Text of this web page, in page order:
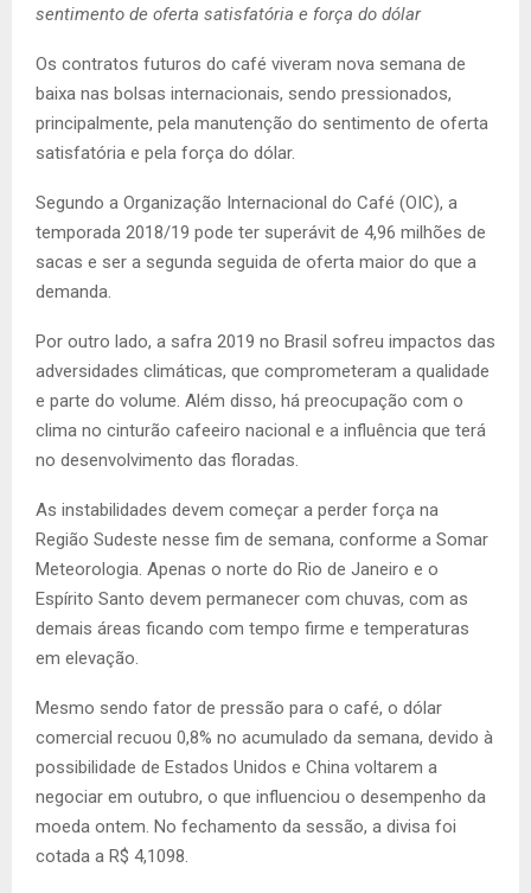
sentimento de oferta satisfatória e força do dólar
Os contratos futuros do café viveram nova semana de
baixa nas bolsas internacionais, sendo pressionados,
principalmente, pela manutenção do sentimento de oferta
satisfatória e pela força do dólar.
Segundo a Organização Internacional do Café (OIC), a
temporada 2018/19 pode ter superávit de 4,96 milhões de
sacas e ser a segunda seguida de oferta maior do que a
demanda.
Por outro lado, a safra 2019 no Brasil sofreu impactos das
adversidades climáticas, que comprometeram a qualidade
e parte do volume. Além disso, há preocupação com o
clima no cinturão cafeeiro nacional e a influência que terá
no desenvolvimento das floradas.
As instabilidades devem começar a perder força na
Região Sudeste nesse fim de semana, conforme a Somar
Meteorologia. Apenas o norte do Rio de Janeiro e o
Espírito Santo devem permanecer com chuvas, com as
demais áreas ficando com tempo firme e temperaturas
em elevação.
Mesmo sendo fator de pressão para o café, o dólar
comercial recuou 0,8% no acumulado da semana, devido à
possibilidade de Estados Unidos e China voltarem a
negociar em outubro, o que influenciou o desempenho da
moeda ontem. No fechamento da sessão, a divisa foi
cotada a R$ 4,1098.